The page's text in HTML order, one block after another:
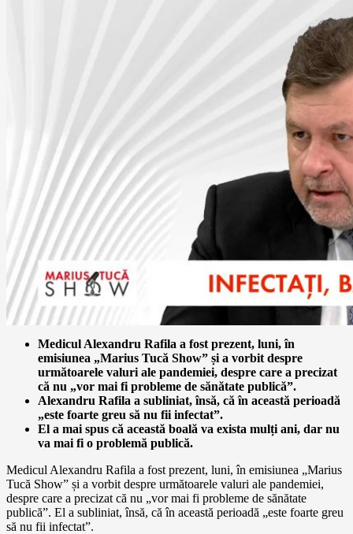
Medicul Alexandru Rafila a fost prezent, luni, în
emisiunea „Marius Tucă Show” și a vorbit despre
următoarele valuri ale pandemiei, despre care a precizat
că nu „vor mai fi probleme de sănătate publică”.
Alexandru Rafila a subliniat, însă, că în această perioadă
„este foarte greu să nu fii infectat”.
El a mai spus că această boală va exista mulți ani, dar nu
va mai fi o problemă publică.
Medicul Alexandru Rafila a fost prezent, luni, în emisiunea „Marius
Tucă Show” și a vorbit despre următoarele valuri ale pandemiei,
despre care a precizat că nu „vor mai fi probleme de sănătate
publică”. El a subliniat, însă, că în această perioadă „este foarte greu
să nu fii infectat”.